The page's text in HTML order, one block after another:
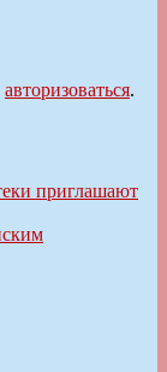
авторизоваться.
приглашают